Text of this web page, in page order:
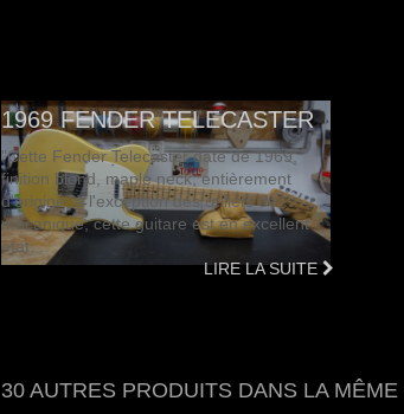
1969 FENDER TELECASTER
"Cette Fender Telecaster date de 1969,
finition blond, maple neck, entièrement
d'origine, à l'exception des œillets de
mécanique, cette guitare est en excellent
état.
LIRE LA SUITE
30 AUTRES PRODUITS DANS LA